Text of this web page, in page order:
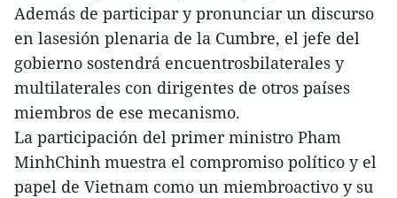
Además de participar y pronunciar un discurso
en lasesión plenaria de la Cumbre, el jefe del
gobierno sostendrá encuentrosbilaterales y
multilaterales con dirigentes de otros países
miembros de ese mecanismo.
La participación del primer ministro Pham
MinhChinh muestra el compromiso político y el
papel de Vietnam como un miembroactivo y su